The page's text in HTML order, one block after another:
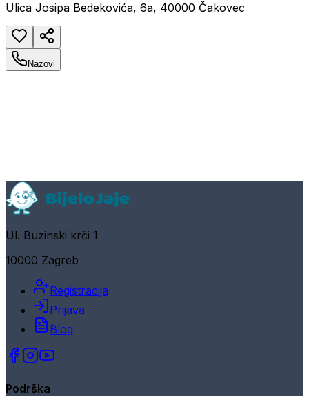
Ulica Josipa Bedekovića, 6a, 40000 Čakovec
Nazovi
Ul. Buzinski krči 1
10000 Zagreb
Registracija
Prijava
Blog
Podrška